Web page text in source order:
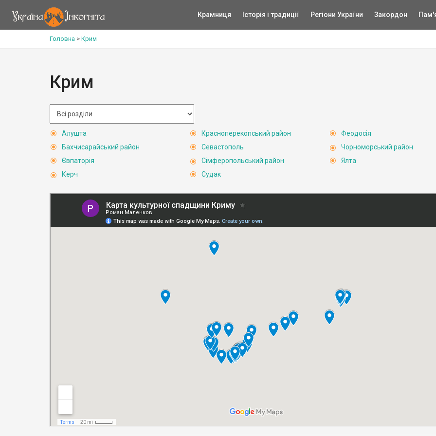
Крамниця Історія і традиції Регіони України Закордон
Головна > Крим
Крим
Алушта
Бахчисарайський район
Євпаторія
Керч
Красноперекопський район
Севастополь
Сімферопольський район
Судак
Феодосія
Чорноморський район
Ялта